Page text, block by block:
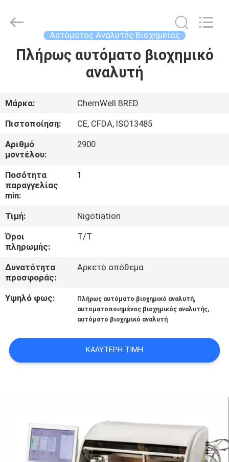
ΣΠΊΤΙ
ΒΊΝΤΕΟ
ΠΕΡΊΠΟΥ
ΕΜΕΊΣ
ΓΎΡΟΣ
ΕΡΓΟΣΤΑΣΊΩΝ
ΠΟΙΟΤΙΚΌΣ
ΈΛΕΓΧΟΣ
ΜΑΣ
ΣΕ
ΕΠΑΦΉ
ΙΣΤΟΛΌΓΙΟ
Science
Technology
Reserved.
Αυτόματος Αναλυτής Βιοχημείας
Πλήρως αυτόματο βιοχημικό
αναλυτή
Μάρκα:
ChemWell BRED
Πιστοποίηση:
CE, CFDA, ISO13485
Αριθμό
μοντέλου:
2900
Ποσότητα
παραγγελίας
min:
1
Τιμή:
Nigotiation
Όροι
πληρωμής:
T/T
Δυνατότητα
προσφοράς:
Αρκετό απόθεμα
Υψηλό φως: Πλήρως αυτόματο βιοχημικό αναλυτή,
αυτοματοποιημένος βιοχημικός αναλυτής,
αυτόματο βιοχημικό αναλυτή
ΚΑΛΎΤΕΡΗ ΤΙΜΉ